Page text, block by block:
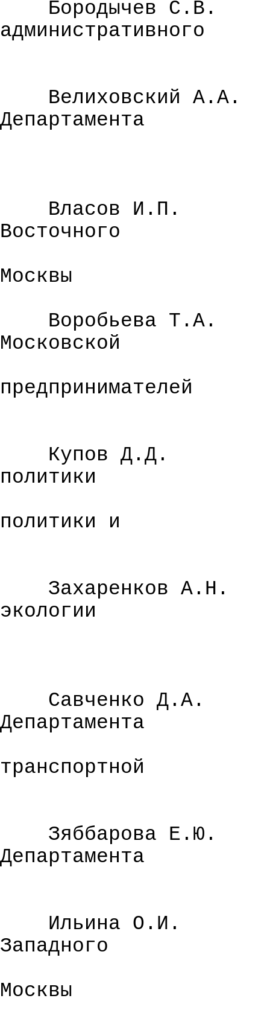
Бородычев С.В.
административного
Велиховский А.А.
Департамента
Власов И.П.
Восточного
Москвы
Воробьева Т.А.
Московской
предпринимателей
Купов Д.Д.
политики
политики и
Захаренков А.Н.
экологии
Савченко Д.А.
Департамента
транспортной
Зяббарова Е.Ю.
Департамента
Ильина О.И.
Западного
Москвы